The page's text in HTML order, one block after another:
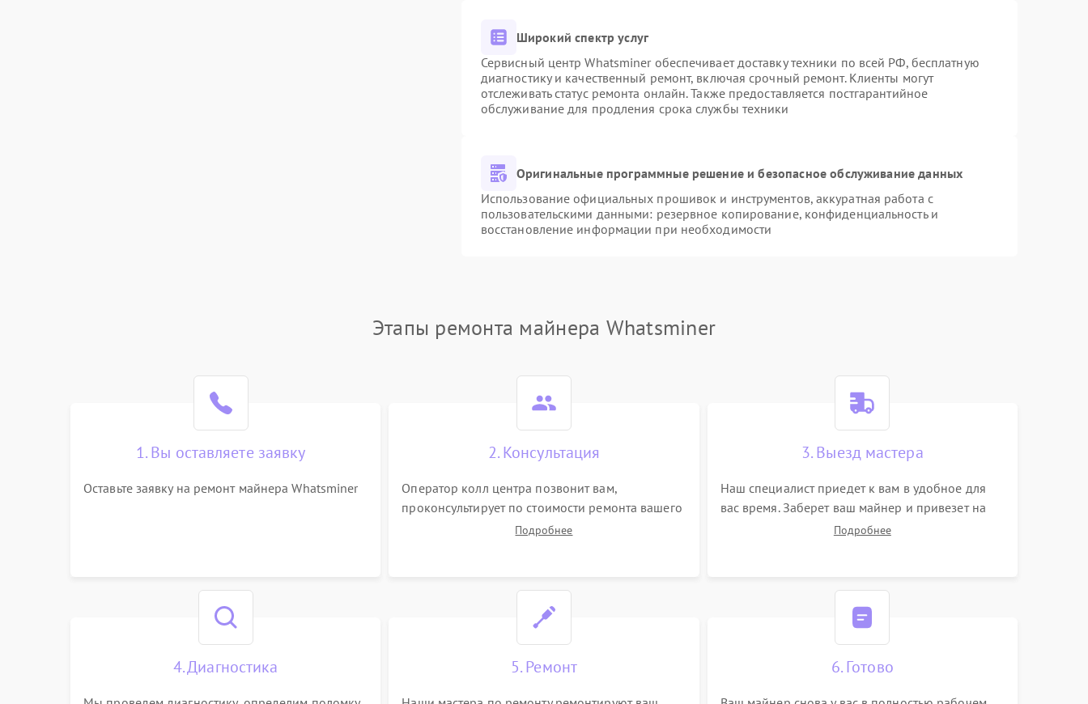
Широкий спектр услуг
Сервисный центр Whatsminer обеспечивает доставку техники по всей РФ, бесплатную
диагностику и качественный ремонт, включая срочный ремонт. Клиенты могут
отслеживать статус ремонта онлайн. Также предоставляется постгарантийное
обслуживание для продления срока службы техники
Оригинальные программные решение и безопасное обслуживание данных
Использование официальных прошивок и инструментов, аккуратная работа с
пользовательскими данными: резервное копирование, конфиденциальность и
восстановление информации при необходимости
Этапы ремонта майнера Whatsminer
1. Вы оставляете заявку
Оставьте заявку на ремонт майнера Whatsminer
2. Консультация
Оператор колл центра позвонит вам,
проконсультирует по стоимости ремонта вашего
майнера а также ответит на все ваши вопросы.
Подробнее
3. Выезд мастера
Наш специалист приедет к вам в удобное для
вас время. Заберет ваш майнер и привезет на
склад для диагностики.Подробнее
4. Диагностика 5. Ремонт 6. Готово